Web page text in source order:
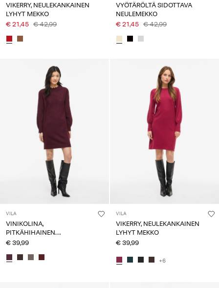
VIKERRY, NEULEKANKAINEN
LYHYT MEKKO
€ 21,45 € 42,99
VYÖTÄRÖLTÄ SIDOTTAVA
NEULEMEKKO
€ 21,45 € 42,99
VILA
VINIKOLINA,
PITKÄHIHAINEN
NEULEMEKKO
€ 39,99
VILA
VIKERRY, NEULEKANKAINEN
LYHYT MEKKO
€ 39,99
+6